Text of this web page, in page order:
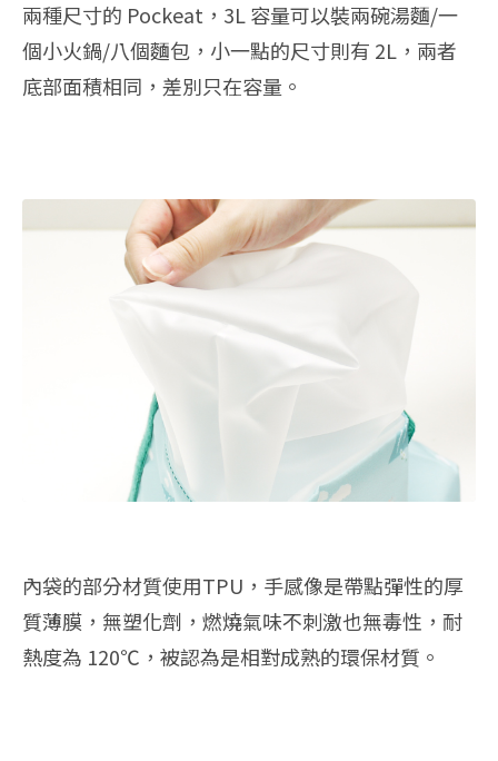
兩種尺寸的 Pockeat，3L 容量可以裝兩碗湯麵/一
個小火鍋/八個麵包，小一點的尺寸則有 2L，兩者
底部面積相同，差別只在容量。
內袋的部分材質使用TPU，手感像是帶點彈性的厚
質薄膜，無塑化劑，燃燒氣味不刺激也無毒性，耐
熱度為 120℃，被認為是相對成熟的環保材質。